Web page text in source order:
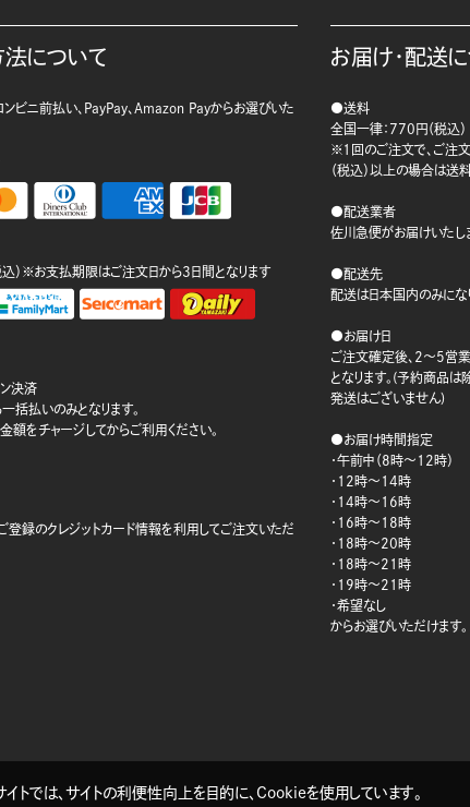
について
ンビニ前払い、PayPay、Amazon Payからお選びいた
）※お支払期限はご注文日から3日間となります
決済
括払いのみとなります。
額をチャージしてからご利用ください。
録のクレジットカード情報を利用してご注文いただ
お届け・配送
●送料
全国一律：770円（税込）
※1回のご注文で、ご注
（税込）以上の場合は送
●配送業者
佐川急便がお届けいたし
●配送先
配送は日本国内のみにな
●お届け日
ご注文確定後、2～5営
となります。(予約商品は
発送はございません)
●お届け時間指定
・午前中（8時～12時）
・12時～14時
・14時～16時
・16時～18時
・18時～20時
・18時～21時
・19時～21時
・希望なし
からお選びいただけます。
イトでは、サイトの利便性向上を目的に、Cookieを使用しています。